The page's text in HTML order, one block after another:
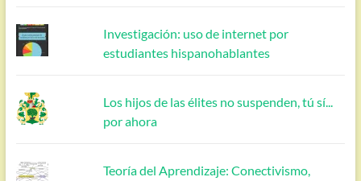
Investigación: uso de internet por
estudiantes hispanohablantes
Los hijos de las élites no suspenden, tú sí...
por ahora
Teoría del Aprendizaje: Conectivismo,